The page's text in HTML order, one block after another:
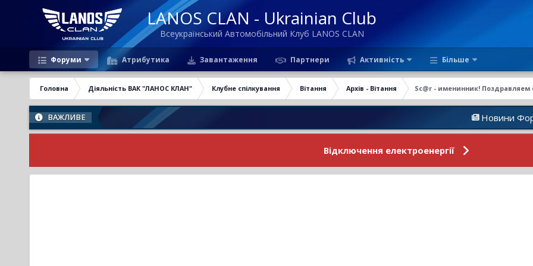
LANOS CLAN - Ukrainian Club
Всеукраїнський Автомобільний Клуб LANOS CLAN
Форуми Атрибутика Завантаження Партнери Активність Більше
Головна Діяльність ВАК "ЛАНОС КЛАН" Клубне спілкування Вітання Архів - Вітання Sc@r - именинник!
ВАЖЛИВЕ Новини Форуму
Відключення електроенергії